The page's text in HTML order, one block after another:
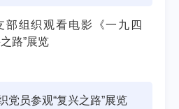
部组织观看电影《一九四
路”展览
党员参观“复兴之路”展览